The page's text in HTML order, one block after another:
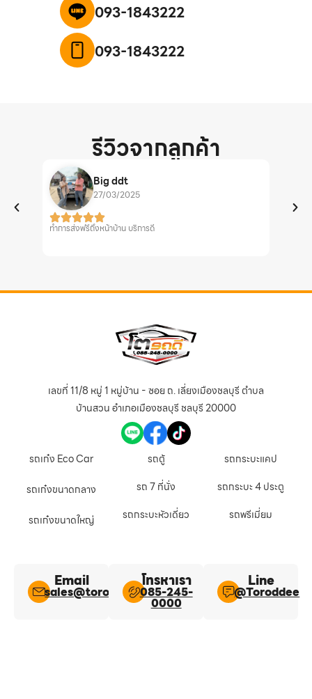
093-1843222
093-1843222
รีวิวจากลูกค้า
Big ddt
27/03/2025
ทำการส่งฟรีถึงหน้าบ้าน บริการดี
เลขที่ 11/8 หมู่ 1 หมู่บ้าน - ซอย ถ. เลี่ยงเมืองชลบุรี ตำบล
บ้านสวน อำเภอเมืองชลบุรี ชลบุรี 20000
รถเก๋ง Eco Car
รถเก๋งขนาดกลาง
รถเก๋งขนาดใหญ่
รถตู้
รถ 7 ที่นั่ง
รถกระบะหัวเดี่ยว
รถกระบะแคป
รถกระบะ 4 ประตู
รถพรีเมี่ยม
Email
sales@toroddee.com
โทรหาเรา
085-245-
0000
Line​
@Toroddee​